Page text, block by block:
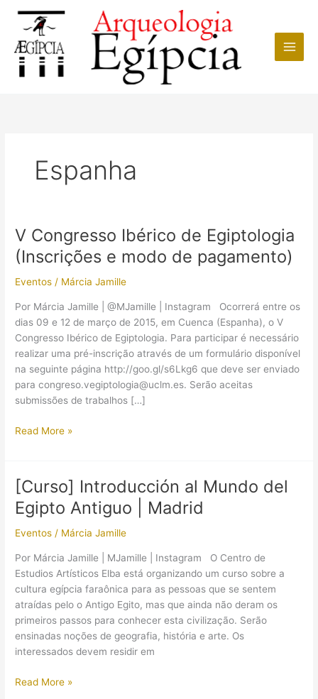
conteúdo
Espanha
V Congresso Ibérico de Egiptologia
(Inscrições e modo de pagamento)
Eventos / Márcia Jamille
Por Márcia Jamille | @MJamille | Instagram Ocorrerá entre os
dias 09 e 12 de março de 2015, em Cuenca (Espanha), o V
Congresso Ibérico de Egiptologia. Para participar é necessário
realizar uma pré-inscrição através de um formulário disponível
na seguinte página http://goo.gl/s6Lkg6 que deve ser enviado
para congreso.vegiptologia@uclm.es. Serão aceitas
submissões de trabalhos […]
V
de
Egiptologia
(Inscrições
modo
de
pagamento)
Read More »
[Curso] Introducción al Mundo del
Egipto Antiguo | Madrid
Eventos / Márcia Jamille
Por Márcia Jamille | MJamille | Instagram O Centro de
Estudios Artísticos Elba está organizando um curso sobre a
cultura egípcia faraônica para as pessoas que se sentem
atraídas pelo o Antigo Egito, mas que ainda não deram os
primeiros passos para conhecer esta civilização. Serão
ensinadas noções de geografia, história e arte. Os
interessados devem residir em
[Curso]
Read More »